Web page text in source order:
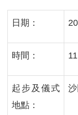
日期：
時間：
起步及儀式
地點：